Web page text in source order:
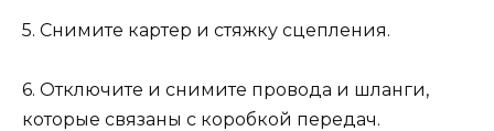
5. Снимите картер и стяжку сцепления.
6. Отключите и снимите провода и шланги,
которые связаны с коробкой передач.